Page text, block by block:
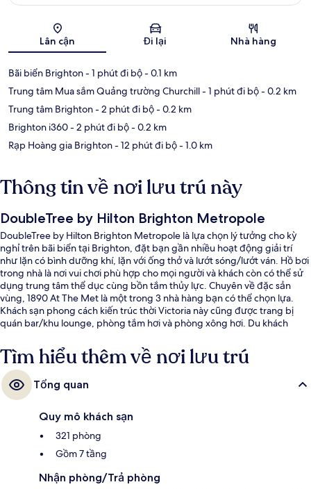
Bản đồ
Lân cận Đi lại Nhà hàng
Bãi biển Brighton- 1 phút đi bộ- 0.1 km
Trung tâm Mua sắm Quảng trường Churchill- 1 phút đi bộ- 0.2 km
Trung tâm Brighton- 2 phút đi bộ- 0.2 km
Brighton i360- 2 phút đi bộ- 0.2 km
Rạp Hoàng gia Brighton- 12 phút đi bộ- 1.0 km
Thông tin về nơi lưu trú này
DoubleTree by Hilton Brighton Metropole
DoubleTree by Hilton Brighton Metropole là lựa chọn lý tưởng cho kỳ
nghỉ trên bãi biển tại Brighton, đặt bạn gần nhiều hoạt động giải trí
như lặn có bình dưỡng khí, lặn với ống thở và lướt sóng/lướt ván. Hồ bơi
trong nhà là nơi vui chơi phù hợp cho mọi người và khách còn có thể sử
dụng trung tâm thể dục cùng bồn tắm thủy lực. Chuyên về đặc sản
vùng, 1890 At The Met là một trong 3 nhà hàng bạn có thể chọn lựa.
Khách sạn phong cách kiến trúc thời Victoria này cũng được trang bị
quán bar/khu lounge, phòng tắm hơi và phòng xông hơi. Du khách
Tìm hiểu thêm về nơi lưu trú
Tổng quan
Quy mô khách sạn
321 phòng
Gồm 7 tầng
Nhận phòng/Trả phòng